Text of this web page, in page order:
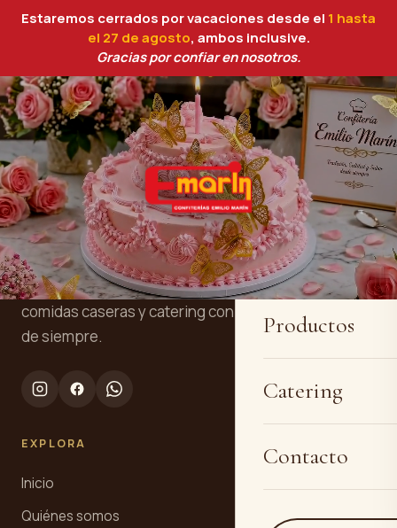
Estaremos cerrados por vacaciones desde el 1 hasta
el 27 de agosto, ambos inclusive.
Gracias por confiar en nosotros.
Inicio
Quiénes somos
Productos
Catering
Contacto
Confitería y panadería artesanal en
Cartagena. Tres generaciones
elaborando tartas personalizadas, pan,
comidas caseras y catering con la receta
de siempre.
EXPLORA
Inicio
Quiénes somos